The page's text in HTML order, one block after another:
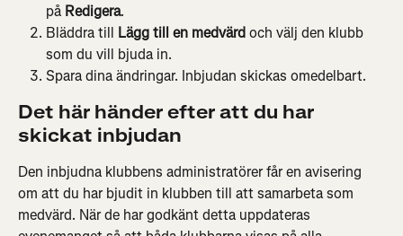
på Redigera.
Bläddra till Lägg till en medvärd och välj den klubb
som du vill bjuda in.
Spara dina ändringar. Inbjudan skickas omedelbart.
Det här händer efter att du har
skickat inbjudan
Den inbjudna klubbens administratörer får en avisering
om att du har bjudit in klubben till att samarbeta som
medvärd. När de har godkänt detta uppdateras